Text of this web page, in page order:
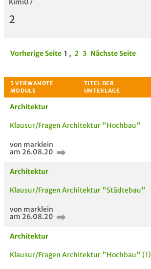
Kimi07
2
Vorherige Seite 1 , 2 3 Nächste Seite
Architektur
Klausur/Fragen Architektur "Hochbau"
von marklein
am 26.08.20
Architektur
Klausur/Fragen Architektur "Städtebau"
von marklein
am 26.08.20
Architektur
Klausur/Fragen Architektur "Hochbau" (1)